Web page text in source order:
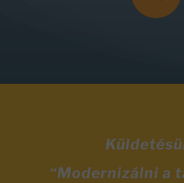
“Modernizálni a